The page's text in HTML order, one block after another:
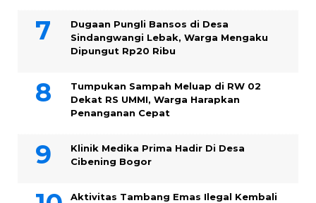
Dugaan Pungli Bansos di Desa
Sindangwangi Lebak, Warga Mengaku
Dipungut Rp20 Ribu
Tumpukan Sampah Meluap di RW 02
Dekat RS UMMI, Warga Harapkan
Penanganan Cepat
Klinik Medika Prima Hadir Di Desa
Cibening Bogor
Aktivitas Tambang Emas Ilegal Kembali